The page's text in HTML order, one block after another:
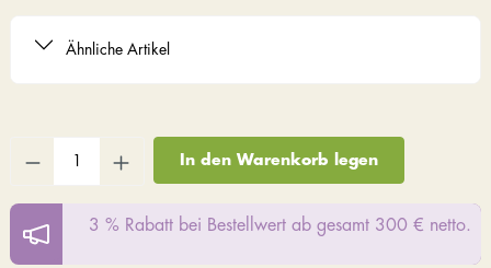
Ähnliche Artikel
In den Warenkorb legen
3 % Rabatt bei Bestellwert ab gesamt 300 € netto.